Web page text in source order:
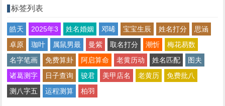
标签列表
皓天 2025年3 姓名婚姻 邓晞 宝宝生辰 姓名打分
思涵
卓原
珈叶 属鼠男最 曼紫 取名打分 潮忻
梅花易数
名字笔画
免费算卦 阿启算命 老黄历动 姓名匹配
图夫
诸葛测字
日子查询 骏君 美甲店名 老黄历
免费批八
测八字五
运程测算 柏羽